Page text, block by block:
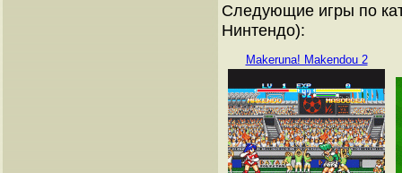
Следующие игры по
Нинтендо):
Makeruna! Makendou 2